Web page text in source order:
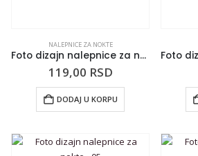
NALEPNICE ZA NOKTE
Foto dizajn nalepnice za nokte – 18
119,00 RSD
DODAJ U KORPU